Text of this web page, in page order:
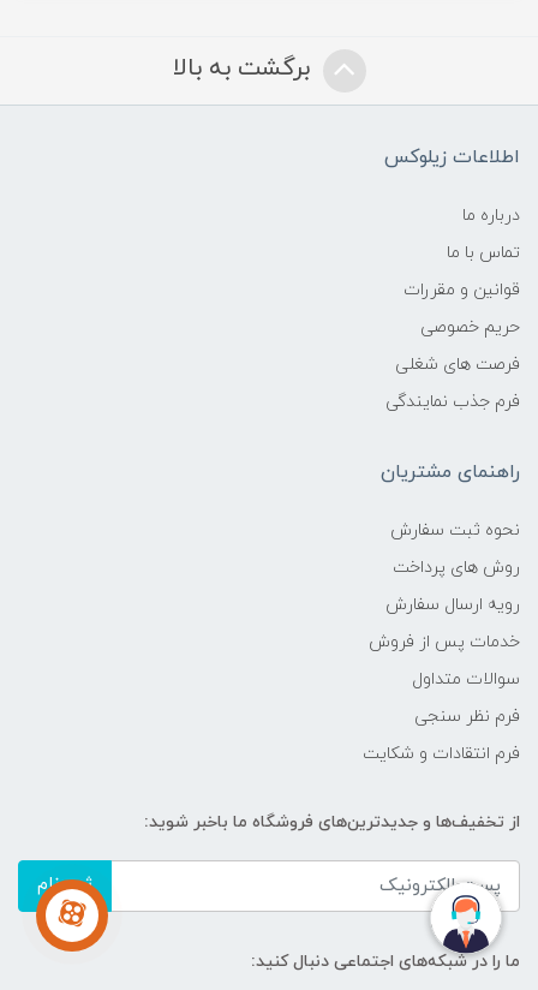
برگشت به بالا
اطلاعات زیلوکس
درباره ما
تماس با ما
قوانین و مقررات
حریم خصوصی
فرصت های شغلی
فرم جذب نمایندگی
راهنمای مشتریان
نحوه ثبت سفارش
روش های پرداخت
رویه ارسال سفارش
خدمات پس از فروش
سوالات متداول
فرم نظر سنجی
فرم انتقادات و شکایت
از تخفیف‌ها و جدیدترین‌های فروشگاه ما باخبر شوید:
ثبت‌نام
ما را در شبکه‌های اجتماعی دنبال کنید: